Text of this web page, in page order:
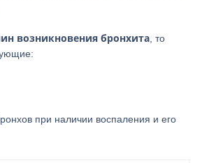
возникновения бронхита , то
при наличии воспаления и его